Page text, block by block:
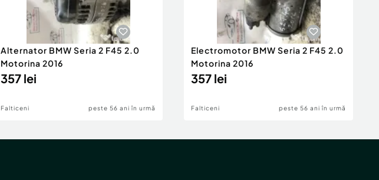
Alternator BMW Seria 2 F45 2.0
Motorina 2016
357 lei
Falticeni peste 56 ani în urmă
Electromotor BMW Seria 2 F45 2.0
Motorina 2016
357 lei
Falticeni peste 56 ani în urmă